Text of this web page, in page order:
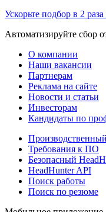
Ускорьте подбор в 2
Автоматизируйте сбор
О компании
Наши вакансии
Партнерам
Реклама на сайте
Новости и статьи
Инвесторам
Кандидаты по
Требования к ПО
Безопасный
HeadHunter API
Поиск работы
Поиск по резюме